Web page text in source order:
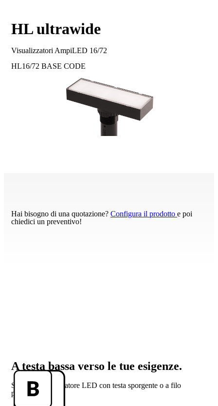
HL ultrawide
Visualizzatori AmpiLED 16/72
HL16/72 BASE CODE
Hai bisogno di una quotazione? Configura il prodotto e poi
chiedici un preventivo!
A testa bassa verso le tue esigenze.
Scegli il tuo indicatore LED con testa sporgente o a filo
pannello.